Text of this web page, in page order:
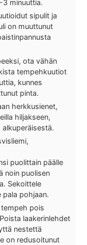
3 minuuttia.
sipulit ja
on muuttunut
ota vähän
tempehkuutiot
kunnes
pinta.
herkkusienet,
hiljakseen,
puolittain päälle
noin puolisen
Sekoittele
pala pohjaan.
pois
laakerinlehdet
nestettä
on redusoitunut